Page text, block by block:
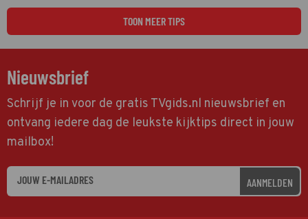
TOON MEER TIPS
Nieuwsbrief
Schrijf je in voor de gratis TVgids.nl nieuwsbrief en
ontvang iedere dag de leukste kijktips direct in jouw
mailbox!
AANMELDEN